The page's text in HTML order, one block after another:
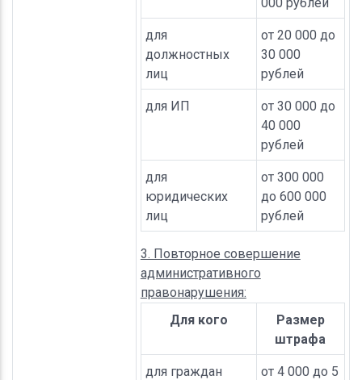
для
должностных
лиц
от 20 000 до
30 000
рублей
для ИП
от 30 000 до
40 000
рублей
для
юридических
лиц
от 300 000
до 600 000
рублей
3. Повторное совершение
административного
правонарушения:
Для кого
Размер
штрафа
для граждан
от 4 000 до 5